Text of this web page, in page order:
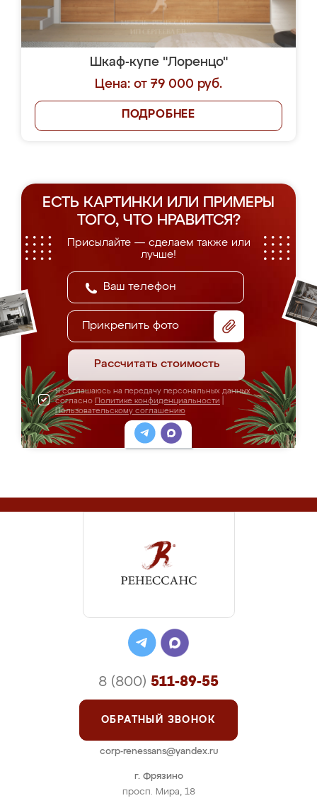
Шкаф-купе "Лоренцо"
Цена: от 79 000 руб.
ПОДРОБНЕЕ
ЕСТЬ КАРТИНКИ ИЛИ ПРИМЕРЫ
ТОГО, ЧТО НРАВИТСЯ?
Присылайте — сделаем также или
лучше!
Прикрепить фото
Рассчитать стоимость
Я соглашаюсь на передачу персональных данных
согласно Политике конфиденциальности
Пользовательскому соглашению
г. Фрязино
просп. Мира, 18
8 (800) 511-89-55
ОБРАТНЫЙ ЗВОНОК
corp-renessans@yandex.ru